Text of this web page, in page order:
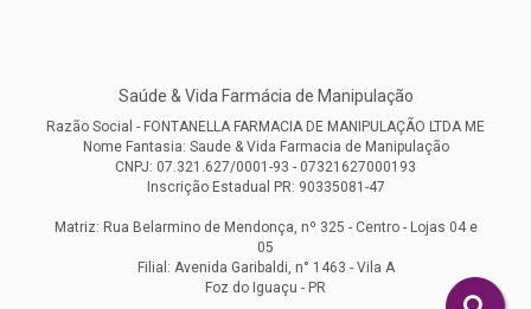
Saúde & Vida Farmácia de Manipulação
Razão Social - FONTANELLA FARMACIA DE MANIPULAÇÃO LTDA ME
Nome Fantasia: Saude & Vida Farmacia de Manipulação
CNPJ: 07.321.627/0001-93 - 07321627000193
Inscrição Estadual PR: 90335081-47
Matriz: Rua Belarmino de Mendonça, nº 325 - Centro - Lojas 04 e
05
Filial: Avenida Garibaldi, n° 1463 - Vila A
Foz do Iguaçu - PR